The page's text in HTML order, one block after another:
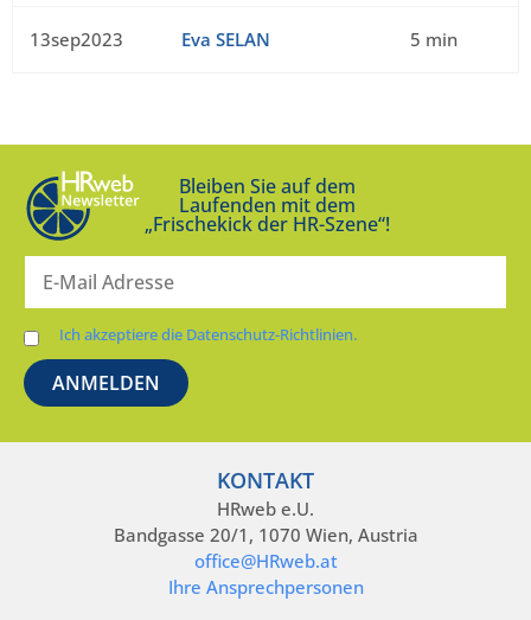
13sep2023 Eva SELAN 5 min
Bleiben Sie auf dem
Laufenden mit dem
„Frischekick der HR-Szene“!
Ich akzeptiere die Datenschutz-Richtlinien.
KONTAKT
HRweb e.U.
Bandgasse 20/1, 1070 Wien, Austria
office@HRweb.at
Ihre Ansprechpersonen